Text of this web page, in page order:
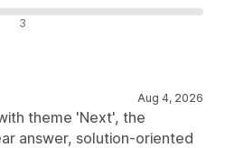
3
Aug 4, 2026
theme 'Next', the
answer, solution-oriented